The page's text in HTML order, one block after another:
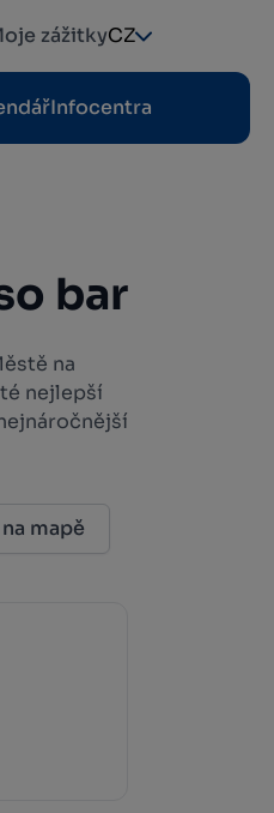
zážitkyCZ
Infocentra
bar
na
nejlepší
mapě